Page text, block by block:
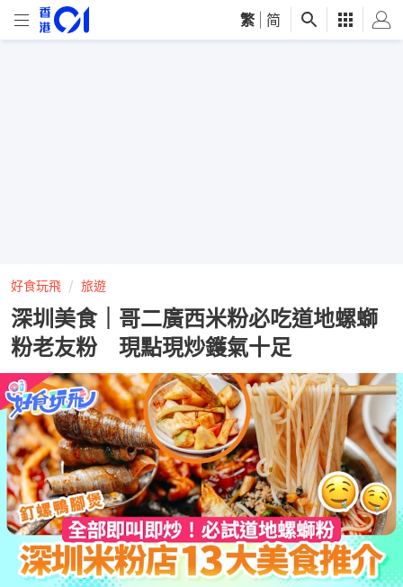
繁 简
好食玩飛 旅遊
深圳美食｜哥二廣西米粉必吃道地螺螄
粉老友粉 現點現炒鑊氣十足